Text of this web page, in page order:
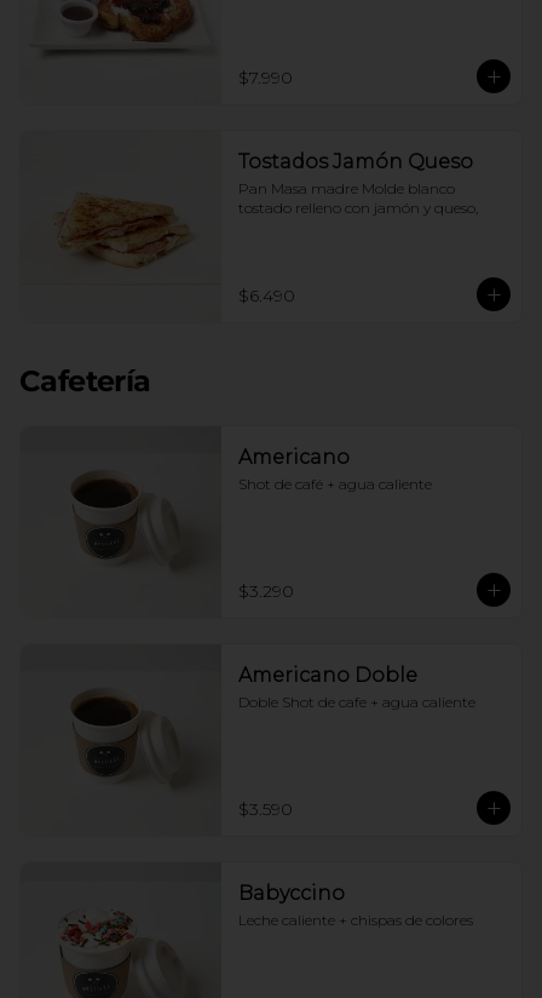
$7.990
Tostados Jamón Queso
Pan Masa madre Molde blanco
tostado relleno con jamón y queso,
$6.490
Cafetería
Americano
Shot de café + agua caliente
$3.290
Americano Doble
Doble Shot de cafe + agua caliente
$3.590
Babyccino
Leche caliente + chispas de colores